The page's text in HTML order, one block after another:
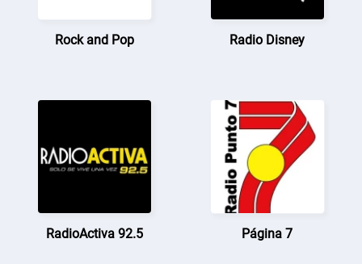
Rock and Pop Radio Disney
RadioActiva 92.5 Página 7